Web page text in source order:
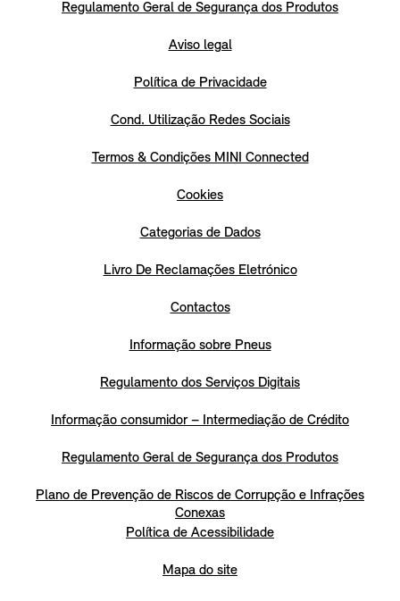
Regulamento Geral de Segurança dos Produtos
Aviso legal
Política de Privacidade
Cond. Utilização Redes Sociais
Termos & Condições MINI Connected
Cookies
Categorias de Dados
Livro De Reclamações Eletrónico
Contactos
Informação sobre Pneus
Regulamento dos Serviços Digitais
Informação consumidor – Intermediação de Crédito
Regulamento Geral de Segurança dos Produtos
Plano de Prevenção de Riscos de Corrupção e Infrações
Conexas
Política de Acessibilidade
Mapa do site